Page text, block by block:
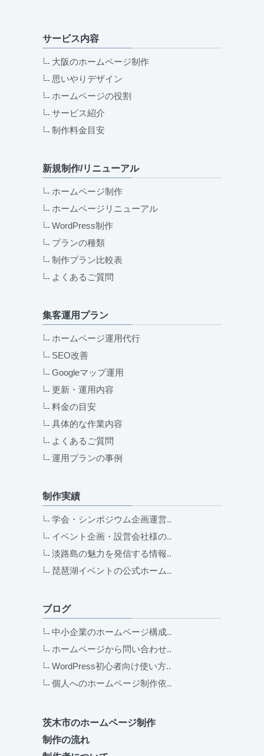
サービス内容
大阪のホームページ制作
思いやりデザイン
ホームページの役割
サービス紹介
制作料金目安
新規制作/リニューアル
ホームページ制作
ホームページリニューアル
WordPress制作
プランの種類
制作プラン比較表
よくあるご質問
集客運用プラン
ホームページ運用代行
SEO改善
Googleマップ運用
更新・運用内容
料金の目安
具体的な作業内容
よくあるご質問
運用プランの事例
制作実績
学会・シンポジウム企画運営..
イベント企画・設営会社様の..
淡路島の魅力を発信する情報..
琵琶湖イベントの公式ホーム..
ブログ
中小企業のホームページ構成..
ホームページから問い合わせ..
WordPress初心者向け使い方..
個人へのホームページ制作依..
茨木市のホームページ制作
制作の流れ